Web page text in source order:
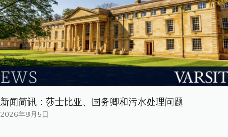
新闻简讯：莎士比亚、国务卿和污水处理问题
2026年8月5日